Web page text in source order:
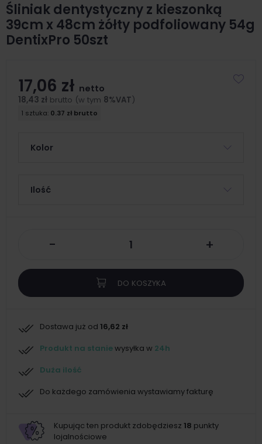
Śliniak dentystyczny z kieszonką
39cm x 48cm żółty podfoliowany 54g
DentixPro 50szt
17,06 zł netto
18,43 zł brutto (w tym 8%VAT)
1 sztuka: 0.37 zł brutto
Kolor
Ilość
- +
DO KOSZYKA
Dostawa już od 16,62 zł
Produkt na staniewysyłka w 24h
Duża ilość
Do każdego zamówienia wystawiamy fakturę
Kupując ten produkt zdobędziesz 18 punkty
lojalnościowe